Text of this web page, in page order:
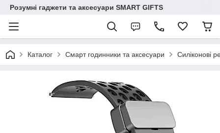
Розумні гаджети та аксесуари SMART GIFTS
Каталог Смарт годинники та аксесуари Силіконові